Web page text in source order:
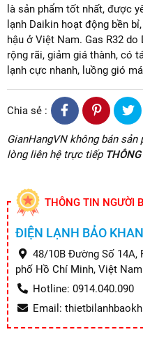
là sản phẩm tốt nhất, được
lạnh Daikin hoạt động bền
hậu ở Việt Nam. Gas R32
rộng rãi, giảm giá thành, có
lạnh cực nhanh, luồng gió
Chia sẻ :
GianHangVN không bán
lòng liên hệ trực tiếp
THÔNG TIN NGƯỜI
ĐIỆN LẠNH BẢO
48/10B Đường Số 14A,
phố Hồ Chí Minh, Việt Nam
Hotline: 0914.040.090
Email: